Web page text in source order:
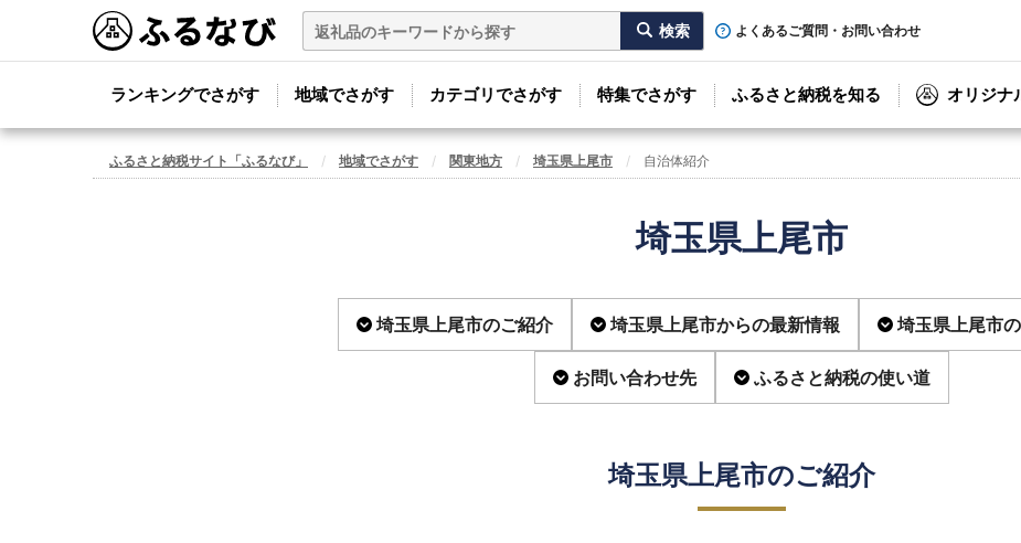
よくあるご質問・お問い合わせ
ランキングでさがす 地域でさがす カテゴリでさがす 特集でさがす ふるさと納税を知る オリジナ
ふるさと納税サイト「ふるなび」 地域でさがす 関東地方 埼玉県上尾市 自治体紹介
埼玉県上尾市
埼玉県上尾市のご紹介 埼玉県上尾市からの最新情報 埼玉県上尾市
お問い合わせ先 ふるさと納税の使い道
埼玉県上尾市のご紹介